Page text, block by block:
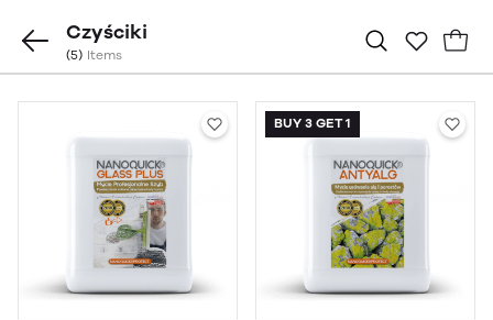
Czyściki
(5) Items
BUY 3 GET 1